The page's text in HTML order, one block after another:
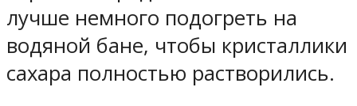
лучше немного подогреть на
водяной бане, чтобы кристаллики
сахара полностью растворились.